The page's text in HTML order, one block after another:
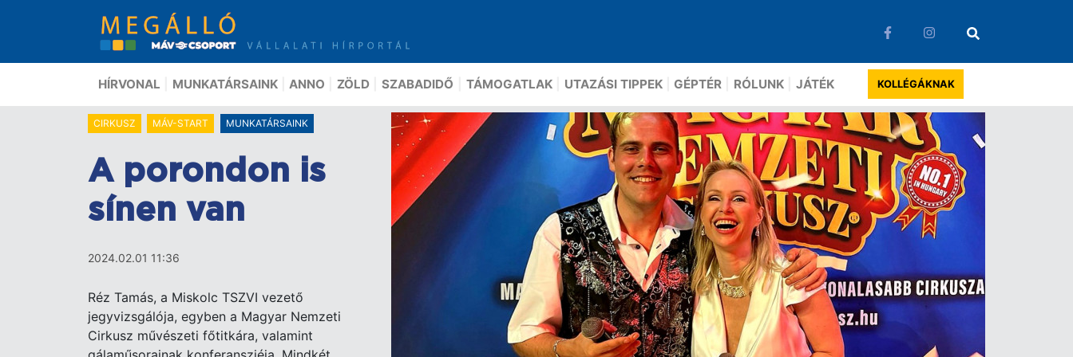
HÍRVONAL MUNKATÁRSAINK ANNO ZÖLD SZABADIDŐ TÁMOGATLAK UTAZÁSI TIPPEK GÉPTÉR RÓLUNK JÁTÉK KOLLÉGÁKNAK
CIRKUSZ MÁV-START MUNKATÁRSAINK
A porondon is
sínen van
2024.02.01 11:36
Réz Tamás, a Miskolc TSZVI vezető
jegyvizsgálója, egyben a Magyar Nemzeti
Cirkusz művészeti főtitkára, valamint